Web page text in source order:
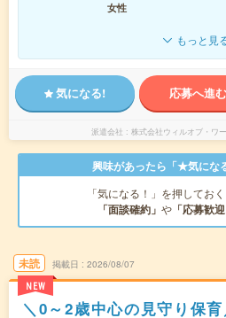
女性
もっと見
気になる! 応募へ進む
派遣会社 株式会社ウィルオブ・ワ
興味があったら「★気にな
「気になる！」を押してお
「面談確約」 や 「応募歓迎
未読
NEW
掲載日 2026/08/07
＼0～2歳中心の見守り保